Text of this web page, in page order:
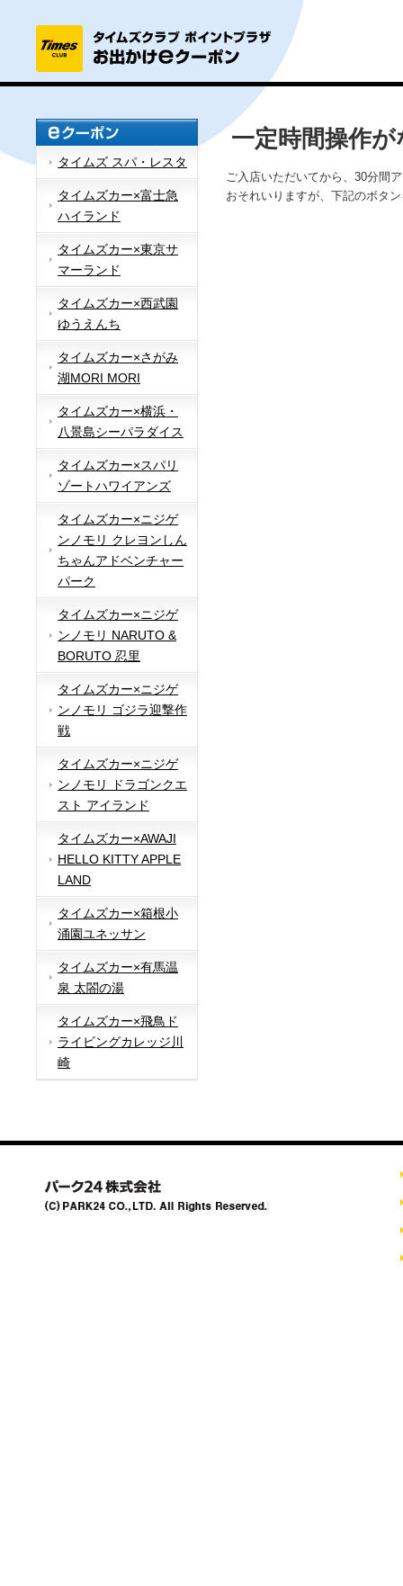
タイムズ スパ・レスタ
タイムズカー×富士急
ハイランド
タイムズカー×東京サ
マーランド
タイムズカー×西武園
ゆうえんち
タイムズカー×さがみ
湖MORI MORI
タイムズカー×横浜・
八景島シーパラダイス
タイムズカー×スパリ
ゾートハワイアンズ
タイムズカー×ニジゲ
ンノモリ クレヨンしん
ちゃんアドベンチャー
パーク
タイムズカー×ニジゲ
ンノモリ NARUTO &
BORUTO 忍里
タイムズカー×ニジゲ
ンノモリ ゴジラ迎撃作
戦
タイムズカー×ニジゲ
ンノモリ ドラゴンクエ
スト アイランド
タイムズカー×AWAJI
HELLO KITTY APPLE
LAND
タイムズカー×箱根小
涌園ユネッサン
タイムズカー×有馬温
泉 太閤の湯
タイムズカー×飛鳥ド
ライビングカレッジ川
崎
一定時間操作
ご入店いただいてから、30分間
おそれいりますが、下記のボタ